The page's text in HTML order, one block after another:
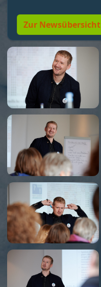
Zur Newsübersicht